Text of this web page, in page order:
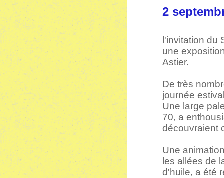
2
l'invitation du
une
Astier.
De très
journée
Une large
70, a
découvraient
Une
les allées de
d'huile, a été